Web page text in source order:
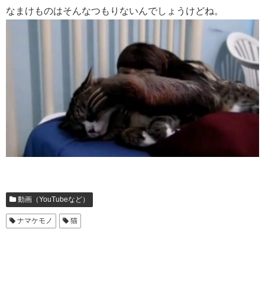
なまけものはそんなつもりないんでしょうけどね。
動画（YouTubeなど）
ナマケモノ 猫